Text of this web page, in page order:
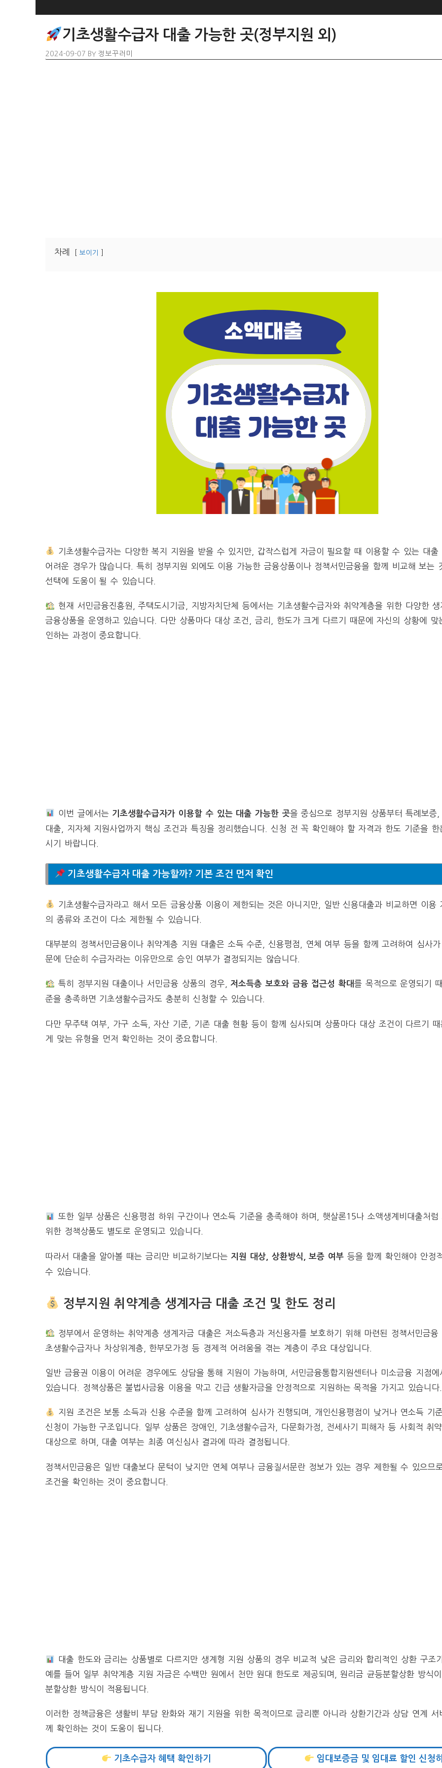
기초생활수급자 대출 가능한 곳(정부지원 외)
2024-09-07 BY 정보꾸러미
차례 보이기
기초생활수급자는 다양한 복지 지원을 받을 수 있지만, 갑작스럽게 자금이 필요할 때 이용할 수 있는 대출
어려운 경우가 많습니다. 특히 정부지원 외에도 이용 가능한 금융상품이나 정책서민금융을 함께 비교해 보는
선택에 도움이 될 수 있습니다.
현재 서민금융진흥원, 주택도시기금, 지방자치단체 등에서는 기초생활수급자와 취약계층을 위한 다양한 생
금융상품을 운영하고 있습니다. 다만 상품마다 대상 조건, 금리, 한도가 크게 다르기 때문에 자신의 상황에 맞
인하는 과정이 중요합니다.
이번 글에서는 기초생활수급자가 이용할 수 있는 대출 가능한 곳을 중심으로 정부지원 상품부터 특례보증,
대출, 지자체 지원사업까지 핵심 조건과 특징을 정리했습니다. 신청 전 꼭 확인해야 할 자격과 한도 기준을 한
시기 바랍니다.
기초생활수급자 대출 가능할까? 기본 조건 먼저 확인
기초생활수급자라고 해서 모든 금융상품 이용이 제한되는 것은 아니지만, 일반 신용대출과 비교하면 이용
의 종류와 조건이 다소 제한될 수 있습니다.
대부분의 정책서민금융이나 취약계층 지원 대출은 소득 수준, 신용평점, 연체 여부 등을 함께 고려하여 심사
문에 단순히 수급자라는 이유만으로 승인 여부가 결정되지는 않습니다.
특히 정부지원 대출이나 서민금융 상품의 경우,저소득층 보호와 금융 접근성 확대를 목적으로 운영되기
준을 충족하면 기초생활수급자도 충분히 신청할 수 있습니다.
다만 무주택 여부, 가구 소득, 자산 기준, 기존 대출 현황 등이 함께 심사되며 상품마다 대상 조건이 다르기 때
게 맞는 유형을 먼저 확인하는 것이 중요합니다.
또한 일부 상품은 신용평점 하위 구간이나 연소득 기준을 충족해야 하며, 햇살론15나 소액생계비대출처럼
위한 정책상품도 별도로 운영되고 있습니다.
따라서 대출을 알아볼 때는 금리만 비교하기보다는지원 대상, 상환방식, 보증 여부 등을 함께 확인해야 안정
수 있습니다.
정부지원 취약계층 생계자금 대출 조건 및 한도 정리
정부에서 운영하는 취약계층 생계자금 대출은 저소득층과 저신용자를 보호하기 위해 마련된 정책서민금융
초생활수급자나 차상위계층, 한부모가정 등 경제적 어려움을 겪는 계층이 주요 대상입니다.
일반 금융권 이용이 어려운 경우에도 상담을 통해 지원이 가능하며, 서민금융통합지원센터나 미소금융 지점
있습니다. 정책상품은 불법사금융 이용을 막고 긴급 생활자금을 안정적으로 지원하는 목적을 가지고 있습니다.
지원 조건은 보통 소득과 신용 수준을 함께 고려하여 심사가 진행되며, 개인신용평점이 낮거나 연소득 기
신청이 가능한 구조입니다. 일부 상품은 장애인, 기초생활수급자, 다문화가정, 전세사기 피해자 등 사회적 취
대상으로 하며, 대출 여부는 최종 여신심사 결과에 따라 결정됩니다.
정책서민금융은 일반 대출보다 문턱이 낮지만 연체 여부나 금융질서문란 정보가 있는 경우 제한될 수 있으므
조건을 확인하는 것이 중요합니다.
대출 한도와 금리는 상품별로 다르지만 생계형 지원 상품의 경우 비교적 낮은 금리와 합리적인 상환 구조
예를 들어 일부 취약계층 지원 자금은 수백만 원에서 천만 원대 한도로 제공되며, 원리금 균등분할상환 방식
분할상환 방식이 적용됩니다.
이러한 정책금융은 생활비 부담 완화와 재기 지원을 위한 목적이므로 금리뿐 아니라 상환기간과 상담 연계 서
께 확인하는 것이 도움이 됩니다.
기초수급자 혜택 확인하기 임대보증금 및 임대료 할인 신청